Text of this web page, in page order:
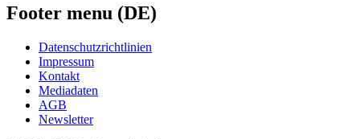
Footer menu (DE)
Datenschutzrichtlinien
Impressum
Kontakt
Mediadaten
AGB
Newsletter